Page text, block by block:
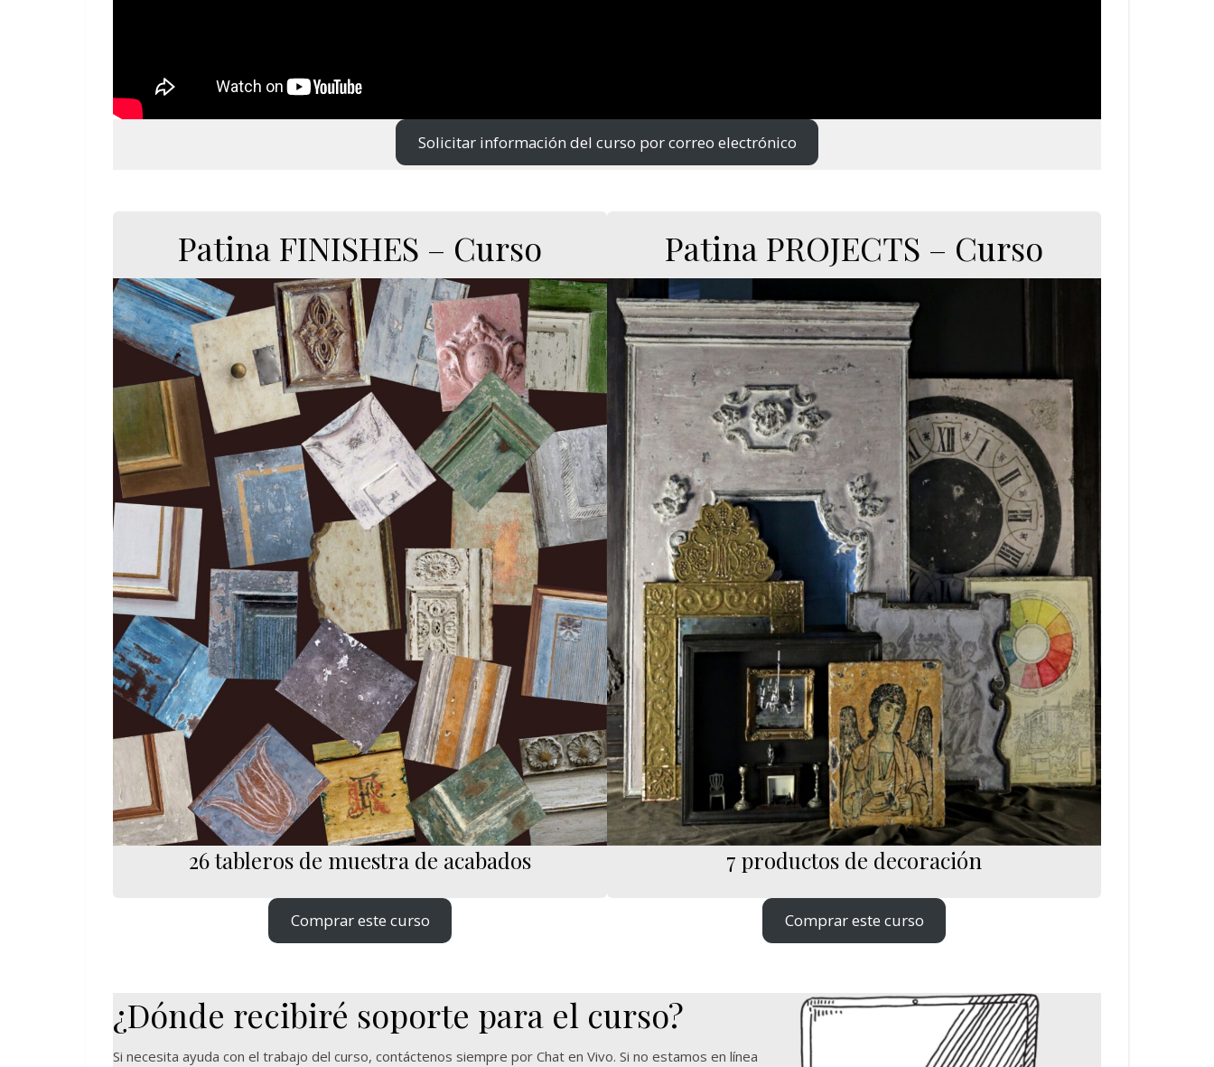
Solicitar información del curso por correo electrónico
Patina FINISHES – Curso
26 tableros de muestra de acabados
Comprar este curso
Patina PROJECTS – Curso
7 productos de decoración
Comprar este curso
¿Dónde recibiré soporte para el curso?
Si necesita ayuda con el trabajo del curso, contáctenos siempre por Chat en Vivo. Si no estamos en línea